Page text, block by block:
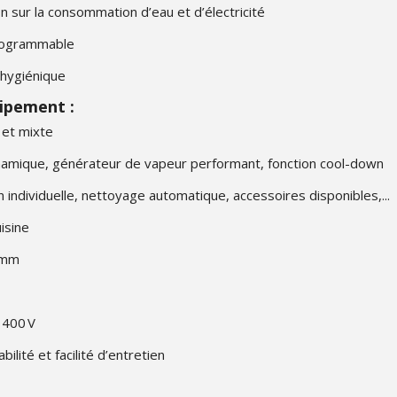
sur la consommation d’eau et d’électricité
:
et mixte
générateur de vapeur performant, fonction cool-down
nettoyage automatique, accessoires disponibles,...
V
et facilité d’entretien